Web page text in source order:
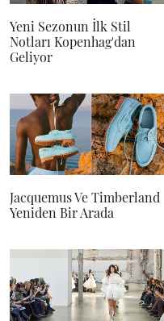
Yeni Sezonun İlk Stil
Notları Kopenhag'dan
Geliyor
Jacquemus Ve Timberland
Yeniden Bir Arada